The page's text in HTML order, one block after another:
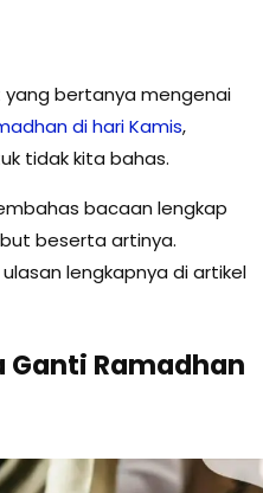
bertanya mengenai
di hari Kamis,
tidak kita bahas.
bacaan lengkap
beserta artinya.
lengkapnya di artikel
Ganti Ramadhan